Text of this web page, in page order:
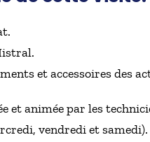
et accessoires des
et animée par les
vendredi et